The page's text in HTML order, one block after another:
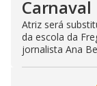
Carnaval
Atriz será
da escola da
jornalista Ana